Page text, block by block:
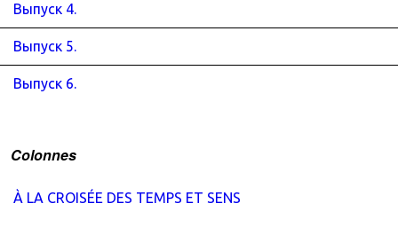
Выпуск 4.
Выпуск 5.
Выпуск 6.
Colonnes
À LA CROISÉE DES TEMPS ET SENS